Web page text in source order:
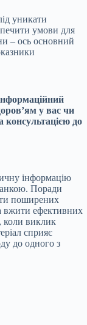
уникати
умови для
– ось основний
у вас чи
консультацією до
інформацію
Поради
поширених
вжити ефективних
коли виклик
сприяє
до одного з